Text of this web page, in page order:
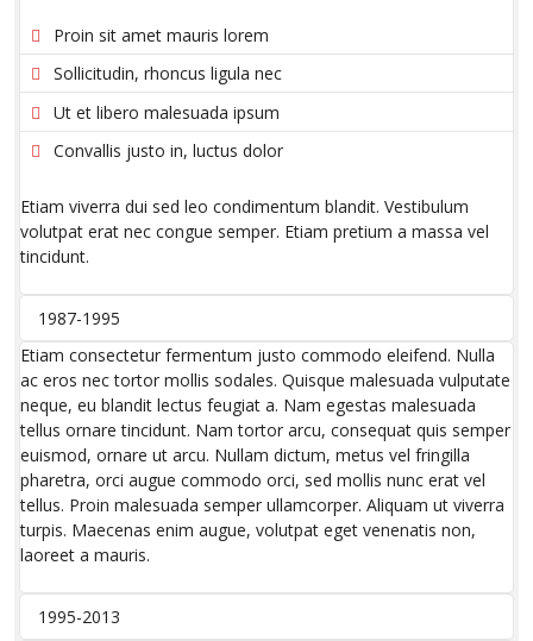
Proin sit amet mauris lorem
Sollicitudin, rhoncus ligula nec
Ut et libero malesuada ipsum
Convallis justo in, luctus dolor
Etiam viverra dui sed leo condimentum blandit. Vestibulum
volutpat erat nec congue semper. Etiam pretium a massa vel
tincidunt.
1987-1995
Etiam consectetur fermentum justo commodo eleifend. Nulla
ac eros nec tortor mollis sodales. Quisque malesuada vulputate
neque, eu blandit lectus feugiat a. Nam egestas malesuada
tellus ornare tincidunt. Nam tortor arcu, consequat quis semper
euismod, ornare ut arcu. Nullam dictum, metus vel fringilla
pharetra, orci augue commodo orci, sed mollis nunc erat vel
tellus. Proin malesuada semper ullamcorper. Aliquam ut viverra
turpis. Maecenas enim augue, volutpat eget venenatis non,
laoreet a mauris.
1995-2013